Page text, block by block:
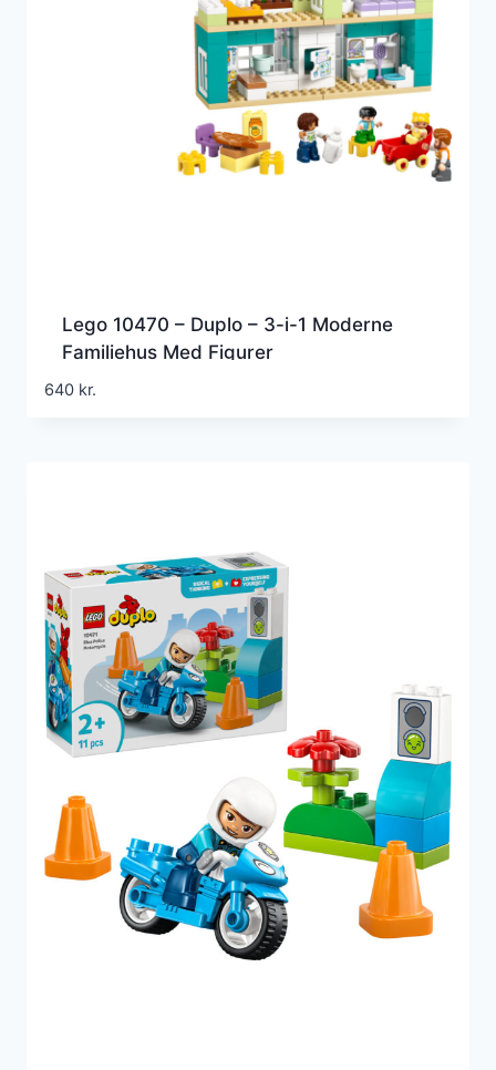
Lego 10470 – Duplo – 3-i-1 Moderne
Familiehus Med Figurer
640 kr.